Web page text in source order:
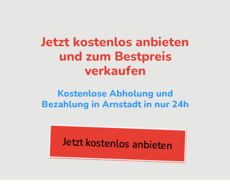
Jetzt kostenlos anbieten
und zum Bestpreis
verkaufen
Kostenlose Abholung und
Bezahlung in Arnstadt in nur 24h
Jetzt kostenlos anbieten